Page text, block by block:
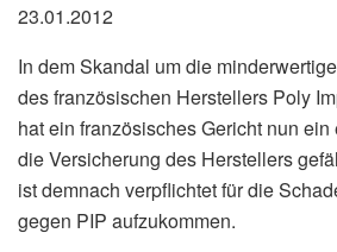
23.01.2012
In dem Skandal um die
des französischen Herstellers Poly
hat ein französisches Gericht nun
die Versicherung des Herstellers
ist demnach verpflichtet für die
gegen PIP aufzukommen.